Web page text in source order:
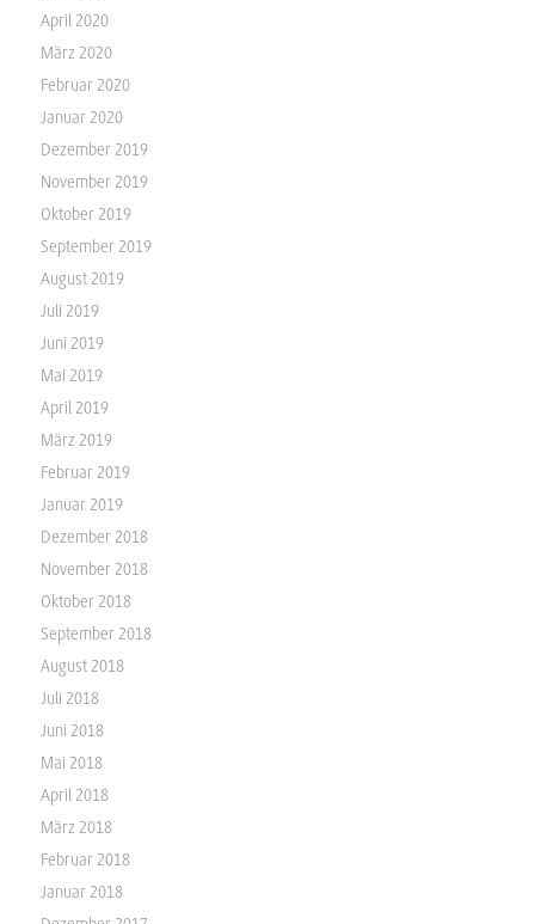
April 2020
März 2020
Februar 2020
Januar 2020
Dezember 2019
November 2019
Oktober 2019
September 2019
August 2019
Juli 2019
Juni 2019
Mai 2019
April 2019
März 2019
Februar 2019
Januar 2019
Dezember 2018
November 2018
Oktober 2018
September 2018
August 2018
Juli 2018
Juni 2018
Mai 2018
April 2018
März 2018
Februar 2018
Januar 2018